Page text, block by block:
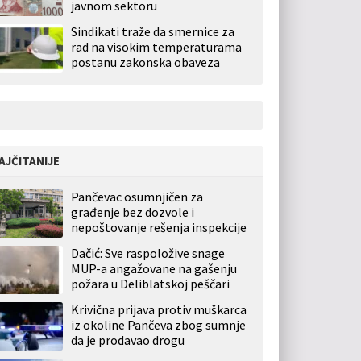
javnom sektoru
Sindikati traže da smernice za
rad na visokim temperaturama
postanu zakonska obaveza
Pančevac osumnjičen za
građenje bez dozvole i
nepoštovanje rešenja inspekcije
Dačić: Sve raspoložive snage
MUP-a angažovane na gašenju
požara u Deliblatskoj peščari
Krivična prijava protiv muškarca
iz okoline Pančeva zbog sumnje
da je prodavao drogu